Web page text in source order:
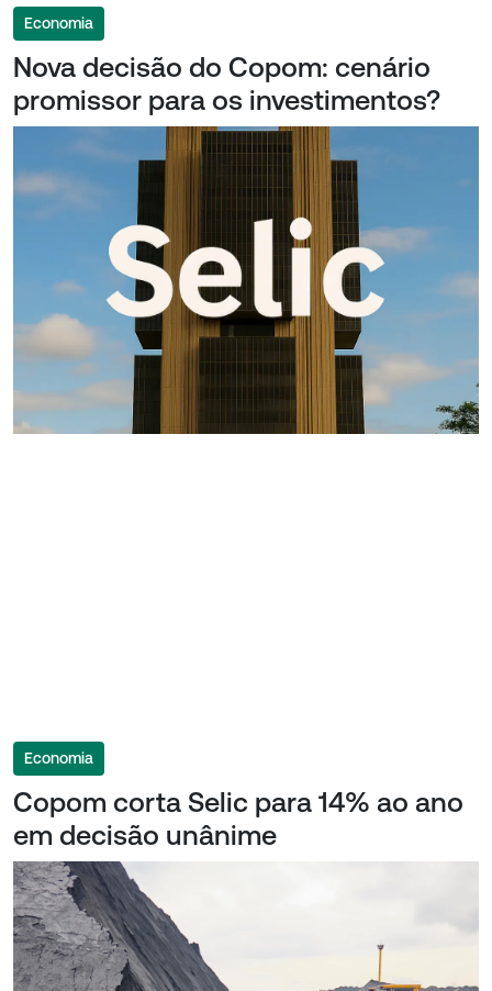
Economia
Nova decisão do Copom: cenário
promissor para os investimentos?
Economia
Copom corta Selic para 14% ao ano
em decisão unânime